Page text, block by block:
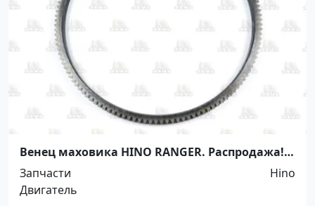
Венец маховика HINO RANGER. Распродажа!
До -100%! Краснодар
Запчасти
Hino
Двигатель